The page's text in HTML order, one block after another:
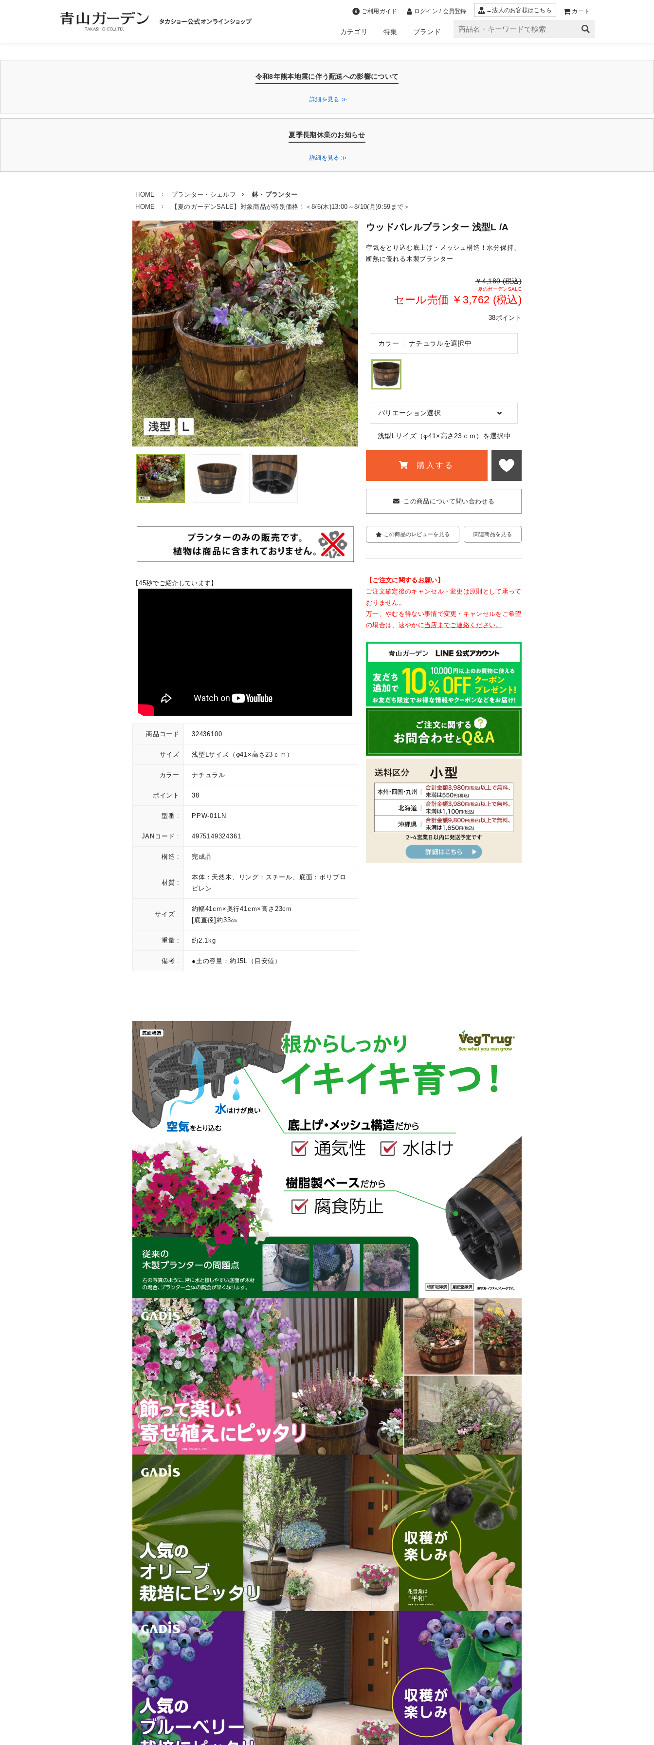
ご利用ガイド ログイン / 会員登録 →法人のお客様はこちら カート
カテゴリ 特集 ブランド
令和8年熊本地震に伴う配送への影響について
詳細を見る ≫
夏季長期休業のお知らせ
詳細を見る ≫
HOME プランター・シェルフ
鉢・プランター
HOME
【夏のガーデンSALE】対象商品が特別価格！＜8/6(木)13:00～8/10(月)9:59まで＞
【45秒でご紹介しています】
ウッドバレルプランター 浅型L /A
空気をとり込む底上げ・メッシュ構造！水分保持、
断熱に優れる木製プランター
￥4,180 (税込)
夏のガーデンSALE
セール売価 ￥3,762 (税込)
38ポイント
カラー ナチュラルを選択中
バリエーション選択
浅型Lサイズ（φ41×高さ23ｃｍ）を選択中
購入する
この商品について問い合わせる
この商品のレビューを見る 関連商品を見る
【ご注文に関するお願い】
ご注文確定後のキャンセル・変更は原則として承って
おりません。
万一、やむを得ない事情で変更・キャンセルをご希望
の場合は、速やかに当店までご連絡ください。
商品コード 32436100
サイズ 浅型Lサイズ（φ41×高さ23ｃｍ）
カラー ナチュラル
ポイント 38
型番 : PPW-01LN
JANコード : 4975149324361
構造 : 完成品
材質 :
本体：天然木、リング：スチール、底面：ポリプロ
ピレン
サイズ :
約幅41cm×奥行41cm×高さ23cm
[底直径]約33㎝
重量 : 約2.1kg
備考 : ●土の容量：約15L（目安値）